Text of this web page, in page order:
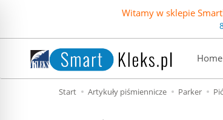
Witamy w sklepie
Home
Start Artykuły piśmiennicze Parker